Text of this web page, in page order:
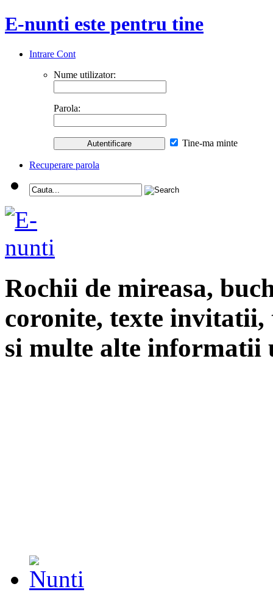
E-nunti este pentru tine
Intrare Cont
Nume utilizator:
Parola:
Tine-ma minte
Recuperare parola
Rochii de mireasa,
coronite, texte
si multe alte informatii